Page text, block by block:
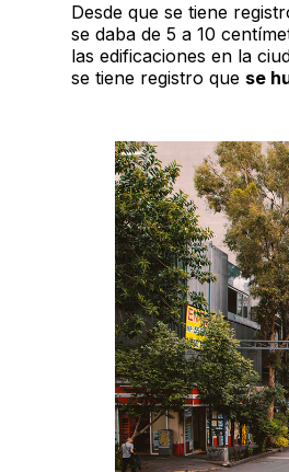
Desde que se tiene
se daba de 5 a 10
las edificaciones en la
se tiene registro que se